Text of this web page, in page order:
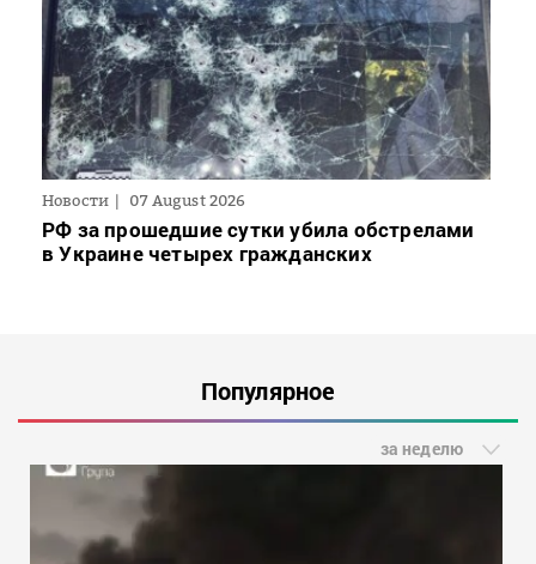
Новости 07 August 2026
РФ за прошедшие сутки убила обстрелами
в Украине четырех гражданских
Популярное
за неделю